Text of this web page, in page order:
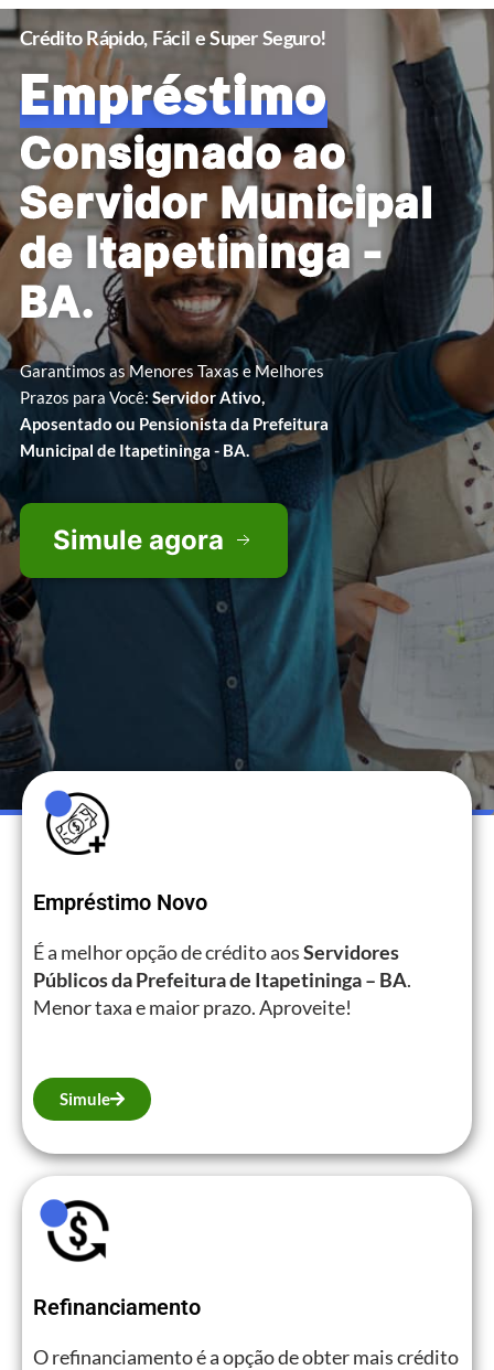
Crédito Rápido, Fácil e Super Seguro!
Empréstimo
Consignado ao
Servidor Municipal
de Itapetininga -
BA.
Garantimos as Menores Taxas e Melhores
Prazos para Você: Servidor Ativo,
Aposentado ou Pensionista da Prefeitura
Municipal de Itapetininga - BA.
Simule agora
Empréstimo Novo
É a melhor opção de crédito aosServidores
Públicos da Prefeitura de Itapetininga – BA.
Menor taxa e maior prazo. Aproveite!
Simule
Refinanciamento
O refinanciamento é a opção de obter mais crédito